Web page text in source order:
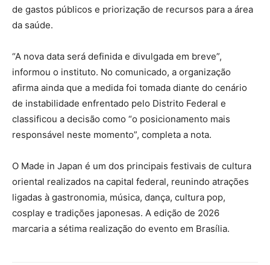
de gastos públicos e priorização de recursos para a área
da saúde.
“A nova data será definida e divulgada em breve”,
informou o instituto. No comunicado, a organização
afirma ainda que a medida foi tomada diante do cenário
de instabilidade enfrentado pelo Distrito Federal e
classificou a decisão como “o posicionamento mais
responsável neste momento”, completa a nota.
O Made in Japan é um dos principais festivais de cultura
oriental realizados na capital federal, reunindo atrações
ligadas à gastronomia, música, dança, cultura pop,
cosplay e tradições japonesas. A edição de 2026
marcaria a sétima realização do evento em Brasília.